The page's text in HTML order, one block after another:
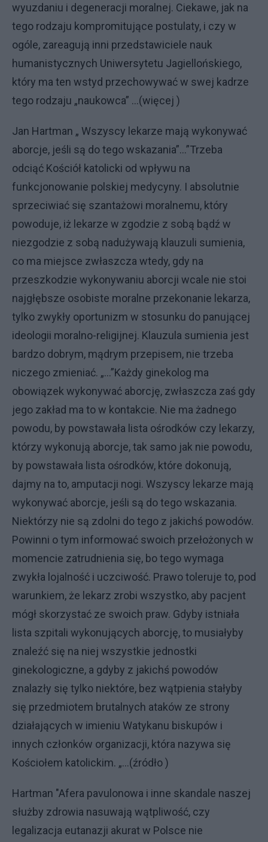
wyuzdaniu i degeneracji moralnej. Ciekawe, jak na
tego rodzaju kompromitujące postulaty, i czy w
ogóle, zareagują inni przedstawiciele nauk
humanistycznych Uniwersytetu Jagiellońskiego,
który ma ten wstyd przechowywać w swej kadrze
tego rodzaju „naukowca” ...(więcej )
Jan Hartman „ Wszyscy lekarze mają wykonywać
aborcje, jeśli są do tego wskazania”...”Trzeba
odciąć Kościół katolicki od wpływu na
funkcjonowanie polskiej medycyny. I absolutnie
sprzeciwiać się szantażowi moralnemu, który
powoduje, iż lekarze w zgodzie z sobą bądź w
niezgodzie z sobą nadużywają klauzuli sumienia,
co ma miejsce zwłaszcza wtedy, gdy na
przeszkodzie wykonywaniu aborcji wcale nie stoi
najgłębsze osobiste moralne przekonanie lekarza,
tylko zwykły oportunizm w stosunku do panującej
ideologii moralno-religijnej. Klauzula sumienia jest
bardzo dobrym, mądrym przepisem, nie trzeba
niczego zmieniać. „...”Każdy ginekolog ma
obowiązek wykonywać aborcję, zwłaszcza zaś gdy
jego zakład ma to w kontakcie. Nie ma żadnego
powodu, by powstawała lista ośrodków czy lekarzy,
którzy wykonują aborcje, tak samo jak nie powodu,
by powstawała lista ośrodków, które dokonują,
dajmy na to, amputacji nogi. Wszyscy lekarze mają
wykonywać aborcje, jeśli są do tego wskazania.
Niektórzy nie są zdolni do tego z jakichś powodów.
Powinni o tym informować swoich przełożonych w
momencie zatrudnienia się, bo tego wymaga
zwykła lojalność i uczciwość. Prawo toleruje to, pod
warunkiem, że lekarz zrobi wszystko, aby pacjent
mógł skorzystać ze swoich praw. Gdyby istniała
lista szpitali wykonujących aborcję, to musiałyby
znaleźć się na niej wszystkie jednostki
ginekologiczne, a gdyby z jakichś powodów
znalazły się tylko niektóre, bez wątpienia stałyby
się przedmiotem brutalnych ataków ze strony
działających w imieniu Watykanu biskupów i
innych członków organizacji, która nazywa się
Kościołem katolickim. „...(źródło )
Hartman "Afera pavulonowa i inne skandale naszej
służby zdrowia nasuwają wątpliwość, czy
legalizacja eutanazji akurat w Polsce nie